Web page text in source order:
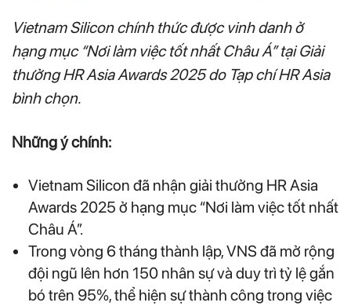
Vietnam Silicon chính thức được vinh danh ở
hạng mục “Nơi làm việc tốt nhất Châu Á” tại Giải
thưởng HR Asia Awards 2025 do Tạp chí HR Asia
bình chọn.
Những ý chính:
Vietnam Silicon đã nhận giải thưởng HR Asia
Awards 2025 ở hạng mục “Nơi làm việc tốt nhất
Châu Á”.
Trong vòng 6 tháng thành lập, VNS đã mở rộng
đội ngũ lên hơn 150 nhân sự và duy trì tỷ lệ gắn
bó trên 95%, thể hiện sự thành công trong việc